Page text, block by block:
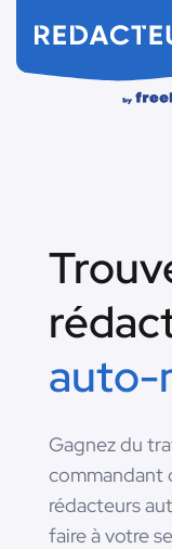
auto-
Gagnez du
commandant
rédacteurs
faire à votre